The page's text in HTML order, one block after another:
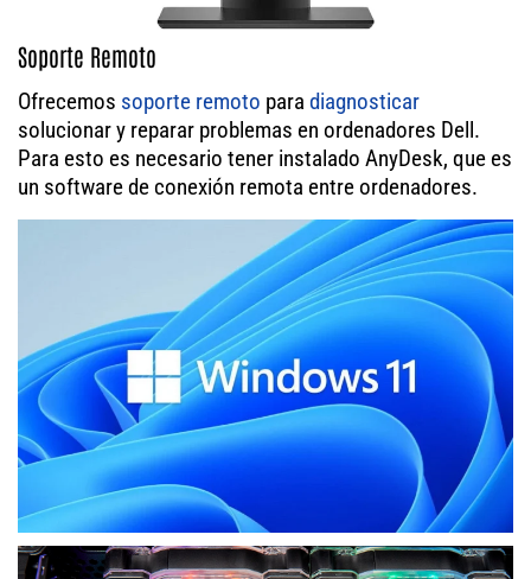
Soporte Remoto
Ofrecemos soporte remoto para diagnosticar
solucionar y reparar problemas en ordenadores Dell.
Para esto es necesario tener instalado AnyDesk, que es
un software de conexión remota entre ordenadores.